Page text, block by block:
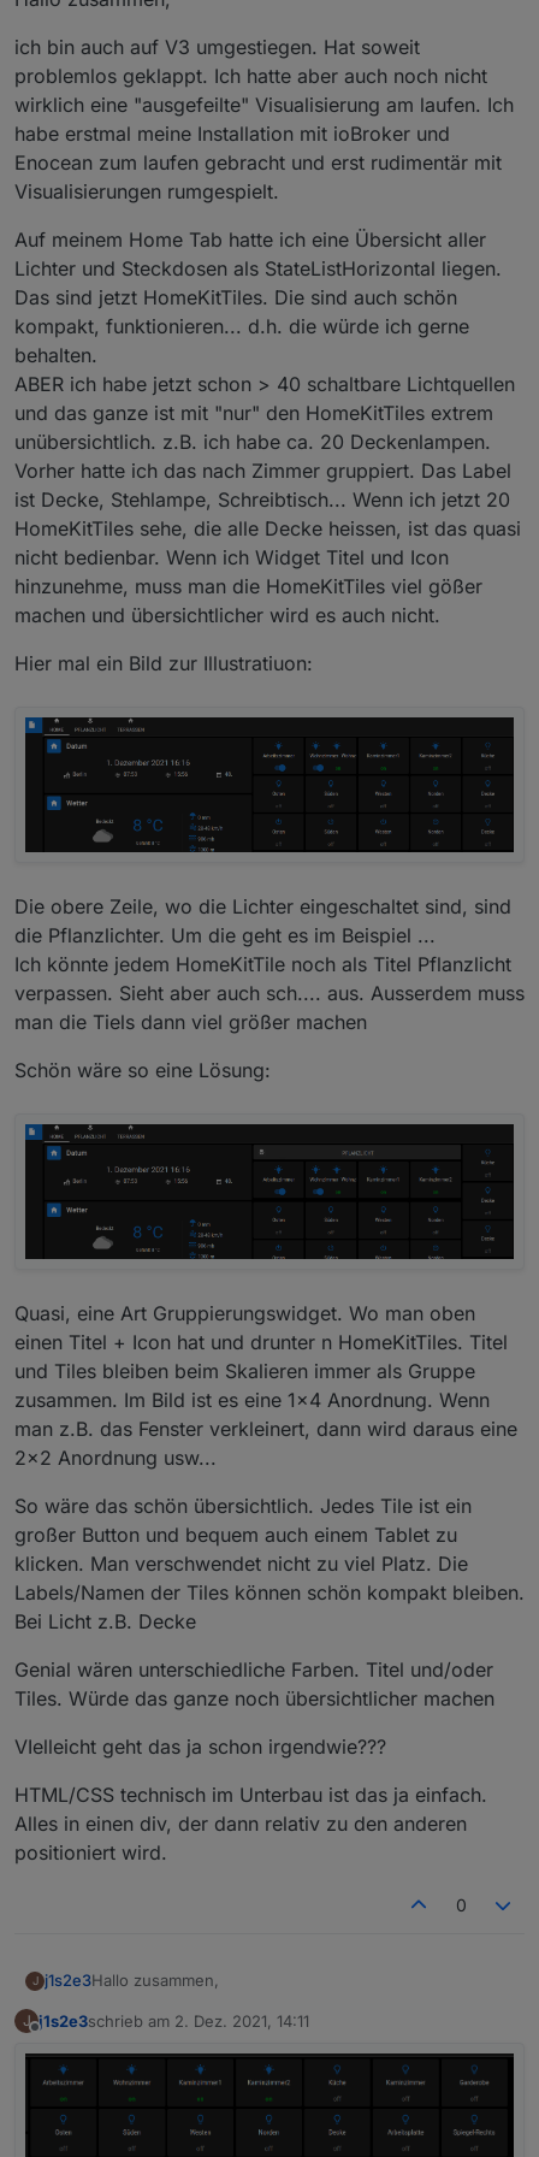
das kann doch eigentlich nicht sein
Ich habe Javis und vis auf dem gleichen Gerät getestet /
am laufen!
ich bin auch auf V3 umgestiegen. Hat soweit
problemlos geklappt. Ich hatte aber auch noch nicht
wirklich eine "ausgefeilte" Visualisierung am laufen. Ich
habe erstmal meine Installation mit ioBroker und
Enocean zum laufen gebracht und erst rudimentär mit
Visualisierungen rumgespielt.
Auf meinem Home Tab hatte ich eine Übersicht aller
Lichter und Steckdosen als StateListHorizontal liegen.
Das sind jetzt HomeKitTiles. Die sind auch schön
kompakt, funktionieren... d.h. die würde ich gerne
behalten.
ABER ich habe jetzt schon > 40 schaltbare Lichtquellen
und das ganze ist mit "nur" den HomeKitTiles extrem
unübersichtlich. z.B. ich habe ca. 20 Deckenlampen.
Vorher hatte ich das nach Zimmer gruppiert. Das Label
ist Decke, Stehlampe, Schreibtisch... Wenn ich jetzt 20
HomeKitTiles sehe, die alle Decke heissen, ist das quasi
nicht bedienbar. Wenn ich Widget Titel und Icon
hinzunehme, muss man die HomeKitTiles viel gößer
machen und übersichtlicher wird es auch nicht.
Hier mal ein Bild zur Illustratiuon:
Die obere Zeile, wo die Lichter eingeschaltet sind, sind
die Pflanzlichter. Um die geht es im Beispiel ...
Ich könnte jedem HomeKitTile noch als Titel Pflanzlicht
verpassen. Sieht aber auch sch.... aus. Ausserdem muss
man die Tiels dann viel größer machen
Schön wäre so eine Lösung:
Quasi, eine Art Gruppierungswidget. Wo man oben
einen Titel + Icon hat und drunter n HomeKitTiles. Titel
und Tiles bleiben beim Skalieren immer als Gruppe
zusammen. Im Bild ist es eine 1x4 Anordnung. Wenn
man z.B. das Fenster verkleinert, dann wird daraus eine
2x2 Anordnung usw...
So wäre das schön übersichtlich. Jedes Tile ist ein
großer Button und bequem auch einem Tablet zu
klicken. Man verschwendet nicht zu viel Platz. Die
Labels/Namen der Tiles können schön kompakt bleiben.
Bei Licht z.B. Decke
Genial wären unterschiedliche Farben. Titel und/oder
Tiles. Würde das ganze noch übersichtlicher machen
VIelleicht geht das ja schon irgendwie???
HTML/CSS technisch im Unterbau ist das ja einfach.
Alles in einen div, der dann relativ zu den anderen
positioniert wird.
0
J j1s2e3Hallo zusammen,
ich bin auch auf V3 umgestiegen. Hat soweit
problemlos geklappt. Ich hatte aber auch noch nicht
wirklich eine "ausgefeilte" Visualisierung am laufen. Ich
habe erstmal meine Installation mit ioBroker und
Enocean zum laufen gebracht und erst rudimentär mit
Visualisierungen rumgespielt.
Auf meinem Home Tab hatte ich eine Übersicht aller
Lichter und Steckdosen als StateListHorizontal liegen.
Das sind jetzt HomeKitTiles. Die sind auch schön
kompakt, funktionieren... d.h. die würde ich gerne
Hier mal ein Bild zur Illustratiuon:
J j1s2e3schrieb am 2. Dez. 2021, 14:11
zuletzt editiert von